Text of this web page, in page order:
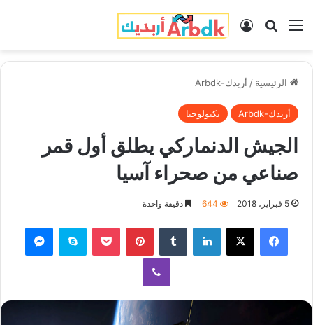
القائمة بحث عنتسجيل الدخول
الرئيسية / أربدك-Arbdk
أربدك-Arbdk تكنولوجيا
الجيش الدنماركي يطلق أول قمر
صناعي من صحراء آسيا
5 فبراير، 2018 644 دقيقة واحدة
فيسبوك لينكدإن بينتيريست سكايب
ڤايبر